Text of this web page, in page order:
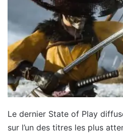
Le dernier State of Play
sur l’un des titres les plus